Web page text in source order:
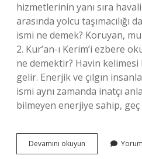
hizmetlerinin yanı sıra
arasında yolcu taşımacılığı
ismi ne demek? Koruyan,
2. Kur’an-ı Kerim’i ezbere
ne demektir? Havin kelimesi
gelir. Enerjik ve çılgın
ismi aynı zamanda inatçı
bilmeyen enerjiye sahip,
Devamını okuyun
Ismi